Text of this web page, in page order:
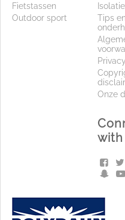
Fietstassen
Outdoor sport
Tips en
Onze
with